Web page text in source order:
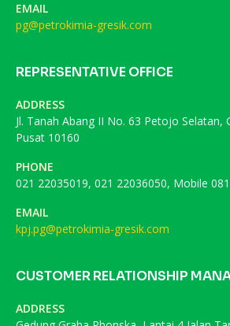
EMAIL
pg@petrokimia-gresik.com
REPRESENTATIVE OFFICE
ADDRESS
Jl. Tanah Abang II No. 63 Petojo Selatan,
Pusat 10160
PHONE
021 22035019, 021 22036050, Mobile
EMAIL
kpj.pg@petrokimia-gresik.com
CUSTOMER RELATIONSHIP
ADDRESS